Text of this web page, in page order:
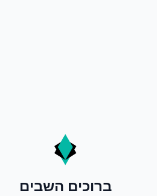
ברוכים השבים